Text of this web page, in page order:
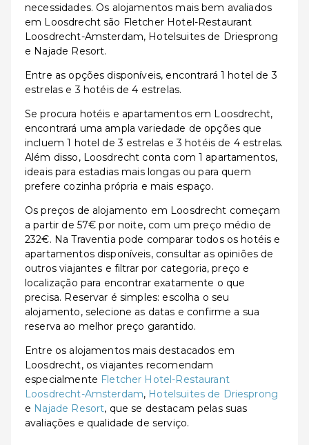
necessidades. Os alojamentos mais bem avaliados
em Loosdrecht são Fletcher Hotel-Restaurant
Loosdrecht-Amsterdam, Hotelsuites de Driesprong
e Najade Resort.
Entre as opções disponíveis, encontrará 1 hotel de 3
estrelas e 3 hotéis de 4 estrelas.
Se procura hotéis e apartamentos em Loosdrecht,
encontrará uma ampla variedade de opções que
incluem 1 hotel de 3 estrelas e 3 hotéis de 4 estrelas.
Além disso, Loosdrecht conta com 1 apartamentos,
ideais para estadias mais longas ou para quem
prefere cozinha própria e mais espaço.
Os preços de alojamento em Loosdrecht começam
a partir de 57€ por noite, com um preço médio de
232€. Na Traventia pode comparar todos os hotéis e
apartamentos disponíveis, consultar as opiniões de
outros viajantes e filtrar por categoria, preço e
localização para encontrar exatamente o que
precisa. Reservar é simples: escolha o seu
alojamento, selecione as datas e confirme a sua
reserva ao melhor preço garantido.
Entre os alojamentos mais destacados em
Loosdrecht, os viajantes recomendam
especialmente Fletcher Hotel-Restaurant
Loosdrecht-Amsterdam, Hotelsuites de Driesprong
e Najade Resort, que se destacam pelas suas
avaliações e qualidade de serviço.